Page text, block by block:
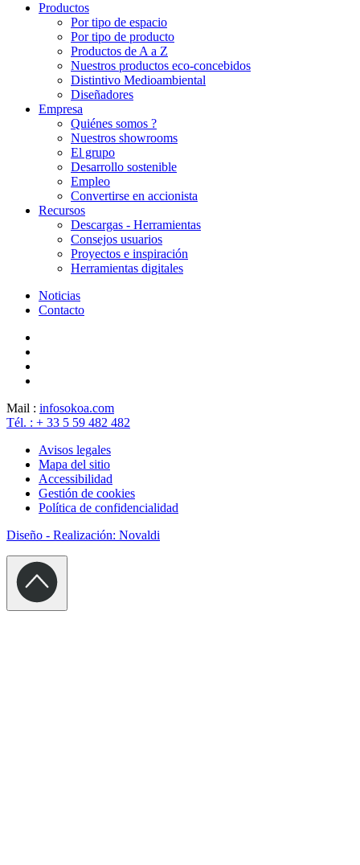
Productos
Por tipo de espacio
Por tipo de producto
Productos de A a Z
Nuestros productos eco-concebidos
Distintivo Medioambiental
Diseñadores
Empresa
Quiénes somos ?
Nuestros showrooms
El grupo
Desarrollo sostenible
Empleo
Convertirse en accionista
Recursos
Descargas - Herramientas
Consejos usuarios
Proyectos e inspiración
Herramientas digitales
Noticias
Contacto
Mail : infosokoa.com
Tél. : + 33 5 59 482 482
Avisos legales
Mapa del sitio
Accessibilidad
Gestión de cookies
Política de confidencialidad
Diseño - Realización: Novaldi